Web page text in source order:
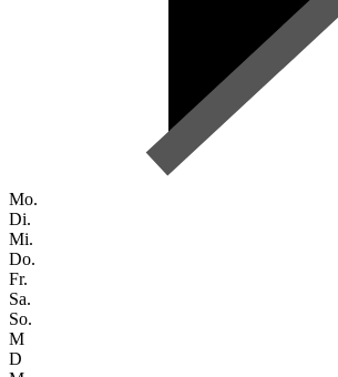
Mo.
Di.
Mi.
Do.
Fr.
Sa.
So.
M
D